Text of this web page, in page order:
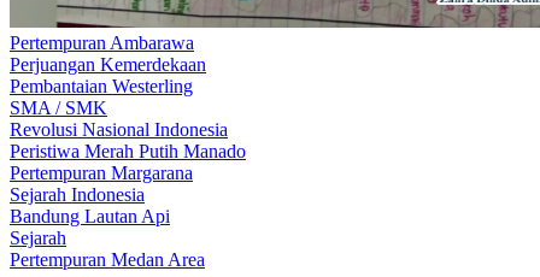
Pertempuran Ambarawa
Perjuangan Kemerdekaan
Pembantaian Westerling
SMA / SMK
Revolusi Nasional Indonesia
Peristiwa Merah Putih Manado
Pertempuran Margarana
Sejarah Indonesia
Bandung Lautan Api
Sejarah
Pertempuran Medan Area